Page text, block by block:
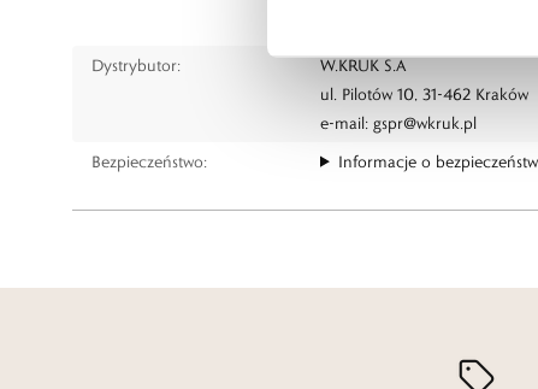
Dystrybutor:
W.KRUK S.A
ul. Pilotów 10, 31-462 Kraków
e-mail: gspr@wkruk.pl
Bezpieczeństwo:
Informacje o